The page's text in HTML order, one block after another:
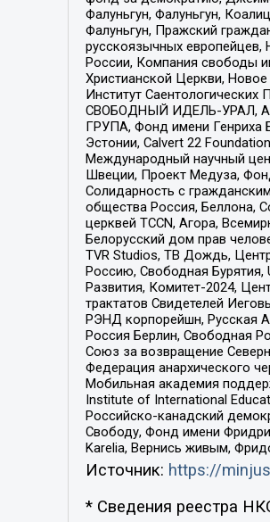
Фалуньгун, Фалуньгун,
Фалуньгун, Пражский
русскоязычных
России, Компания свободы
Христианской Церкви,
Институт
СВОБОДНЫЙ ИДЕЛЬ-УРАЛ,
ГРУПА, Фонд имени Генриха
Эстонии, Calvert 22
Международный научный
Швеции, Проект Медуза,
Солидарность с
общества Россия, Беллона,
церквей TCCN, Агора,
Белорусский дом прав
TVR Studios, ТВ Дождь,
Россию, Свободная Бурятия,
Развития, Комитет-2024,
трактатов Свидетелей
РЭНД корпорейшн, Русская
Россия Берлин, Свободная
Союз за возвращение
Федерация анархического
Мобильная академия
Institute of International
Российско-канадский
Свободу, Фонд имени
Karelia, Вернись живым,
Источник: https://
* Сведения реестра